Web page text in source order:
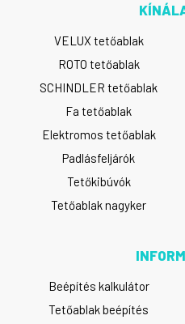
VELUX tetőablak
ROTO tetőablak
SCHINDLER tetőablak
Fa tetőablak
Elektromos tetőablak
Padlásfeljárók
Tetőkibúvók
Tetőablak nagyker
Beépítés kalkulátor
Tetőablak beépítés